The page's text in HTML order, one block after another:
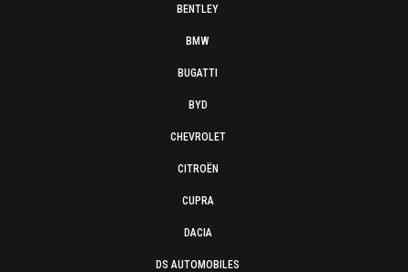
BENTLEY
BMW
BUGATTI
BYD
CHEVROLET
CITROËN
CUPRA
DACIA
DS AUTOMOBILES